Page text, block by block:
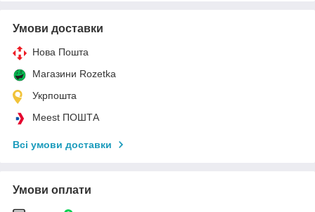
Умови доставки
Нова Пошта
Магазини Rozetka
Укрпошта
Meest ПОШТА
Всі умови доставки
Умови оплати